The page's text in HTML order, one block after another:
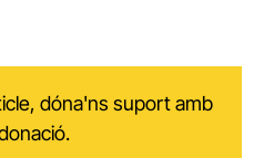
dóna'ns suport amb